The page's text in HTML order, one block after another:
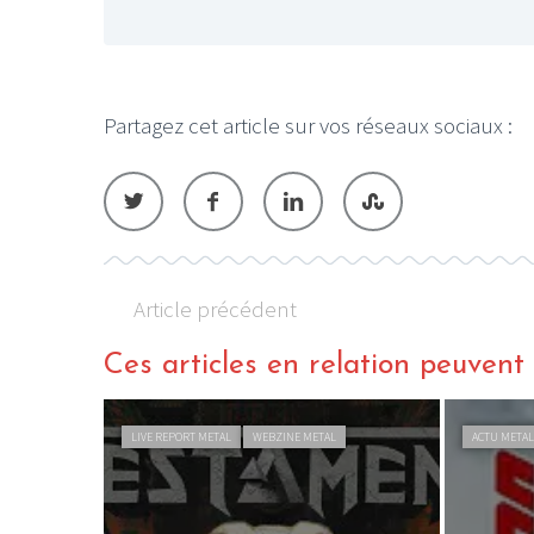
Partagez cet article sur vos réseaux sociaux :
Article précédent
Ces articles en relation peuvent
LIVE REPORT METAL WEBZINE METAL ACTU METAL